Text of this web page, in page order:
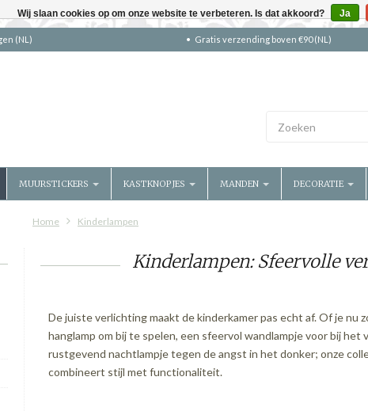
(NL) Gratis verzending boven €90 (NL)
MUURSTICKERS KASTKNOPJES MANDEN DECORATIE
Home Kinderlampen
Kinderlampen: Sfeervolle
De juiste verlichting maakt de kinderkamer pas echt af. Of je nu
hanglamp om bij te spelen, een sfeervol wandlampje voor bij het
rustgevend nachtlampje tegen de angst in het donker; onze
combineert stijl met functionaliteit.
Wij slaan cookies op om onze website te verbeteren. Is dat akkoord? Ja